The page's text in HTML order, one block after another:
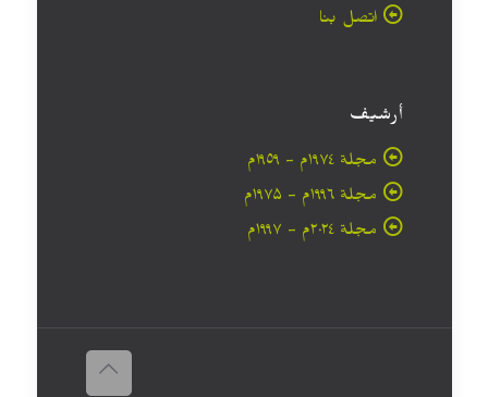
اتصل بنا
أرشيف
مجلة ۱۹۷٤م - ١٩٥٩م
مجلة ۱۹۹٦م - ۱۹۷۵م
مجلة ۲۰۲٤م - ۱۹۹۷م